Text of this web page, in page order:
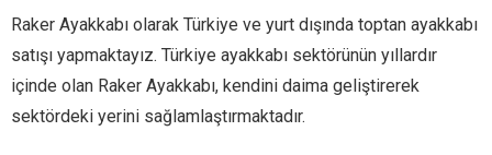
Raker Ayakkabı olarak Türkiye ve yurt dışında toptan ayakkabı
satışı yapmaktayız. Türkiye ayakkabı sektörünün yıllardır
içinde olan Raker Ayakkabı, kendini daima geliştirerek
sektördeki yerini sağlamlaştırmaktadır.